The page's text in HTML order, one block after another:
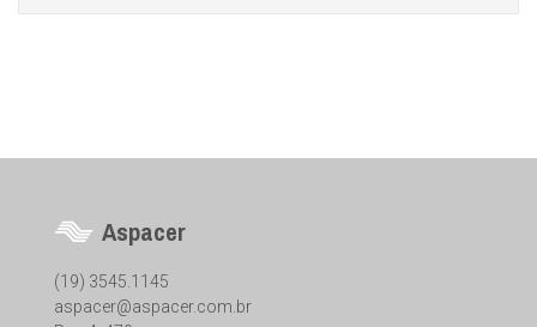
Aspacer
(19) 3545.1145
aspacer@aspacer.com.br